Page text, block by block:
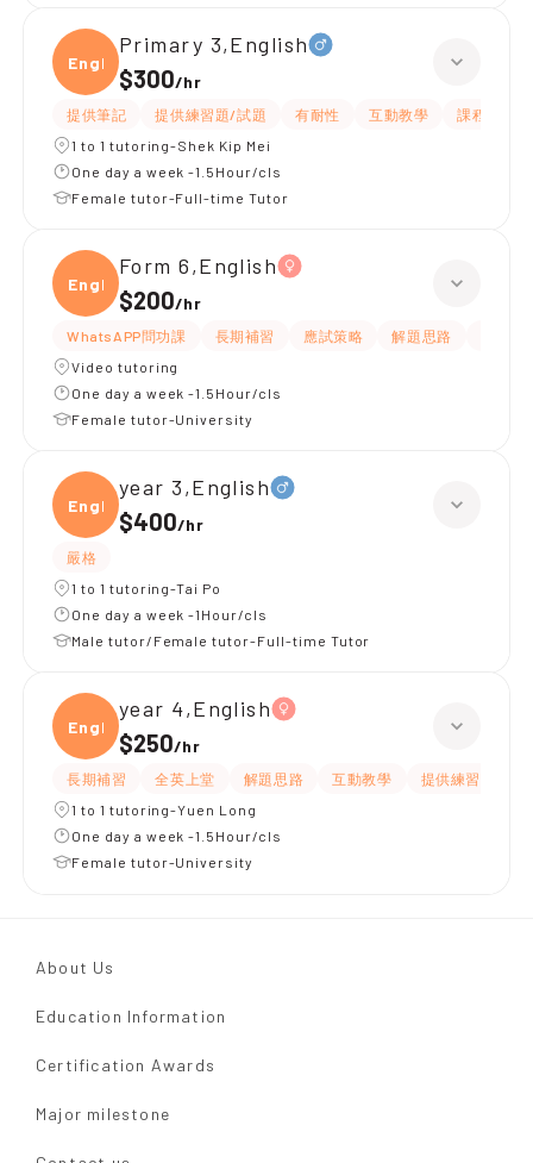
Engli
Primary 3,English
$300/hr
提供筆記 提供練習題/試題 有耐性 互動教學
課程設計
1 to 1 tutoring-Shek Kip Mei
One day a week -1.5Hour/cls
Female tutor-Full-time Tutor
Engli
Form 6,English
$200/hr
WhatsAPP問功課 長期補習 應試策略 解題思路
Video tutoring
One day a week -1.5Hour/cls
Female tutor-University
Engli
year 3,English
$400/hr
嚴格
1 to 1 tutoring-Tai Po
One day a week -1Hour/cls
Male tutor/Female tutor-Full-time Tutor
Engli
year 4,English
$250/hr
長期補習 全英上堂 解題思路 互動教學
提供練習題/試題
1 to 1 tutoring-Yuen Long
One day a week -1.5Hour/cls
Female tutor-University
About Us
Education Information
Certification Awards
Major milestone